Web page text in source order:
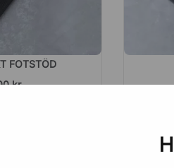
FOTSTÖD
kr